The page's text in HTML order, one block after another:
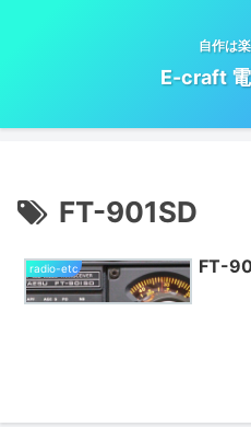
自作は
E-craft
FT-901SD
radio-etc FT-